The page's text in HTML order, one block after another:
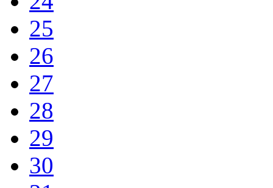
25
26
27
28
29
30